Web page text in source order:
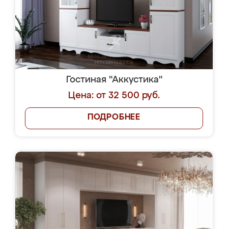
Гостиная "Аккустика"
Цена: от 32 500 руб.
ПОДРОБНЕЕ